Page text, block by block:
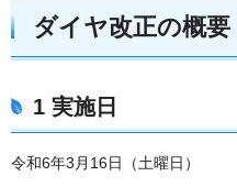
ダイヤ改正の概要
1 実施日
令和6年3月16日（土曜日）